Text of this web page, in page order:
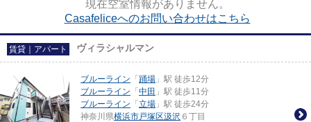
現在空室情報がありません。
Casafeliceへのお問い合わせはこちら
賃貸｜アパート ヴィラシャルマン
ブルーライン 「 踊場 」駅 徒歩12分
ブルーライン 「 中田 」駅 徒歩11分
ブルーライン 「 立場 」駅 徒歩24分
神奈川県横浜市戸塚区汲沢 ６丁目